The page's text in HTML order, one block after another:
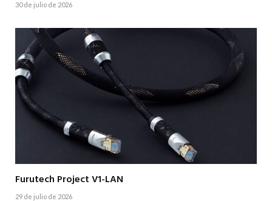
30 de julio de 2026
Furutech Project V1-LAN
29 de julio de 2026